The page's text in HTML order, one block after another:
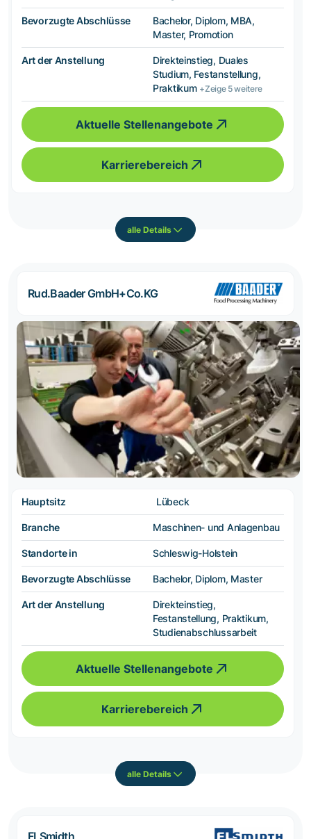
Bevorzugte Abschlüsse
Bachelor, Diplom, MBA,
Master, Promotion
Art der Anstellung
Direkteinstieg, Duales
Studium, Festanstellung,
Praktikum +Zeige 5 weitere
Aktuelle Stellenangebote
Karrierebereich
alle Details
Rud.Baader GmbH+Co.KG
Hauptsitz Lübeck
Branche Maschinen- und Anlagenbau
Standorte in Schleswig-Holstein
Bevorzugte Abschlüsse Bachelor, Diplom, Master
Art der Anstellung
Direkteinstieg,
Festanstellung, Praktikum,
Studienabschlussarbeit
Aktuelle Stellenangebote
Karrierebereich
alle Details
FLSmidth